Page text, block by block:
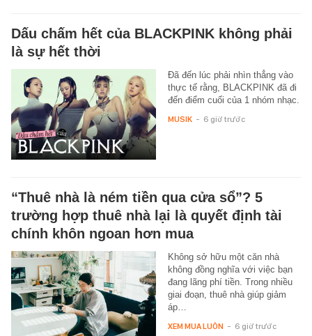
Dấu chấm hết của BLACKPINK không phải
là sự hết thời
Đã đến lúc phải nhìn thẳng vào
thực tế rằng, BLACKPINK đã đi
đến điểm cuối của 1 nhóm nhạc.
MUSIK - 6 giờ trước
“Thuê nhà là ném tiền qua cửa sổ”? 5
trường hợp thuê nhà lại là quyết định tài
chính khôn ngoan hơn mua
Không sở hữu một căn nhà
không đồng nghĩa với việc bạn
đang lãng phí tiền. Trong nhiều
giai đoạn, thuê nhà giúp giảm
áp…
XEM MUA LUÔN - 6 giờ trước